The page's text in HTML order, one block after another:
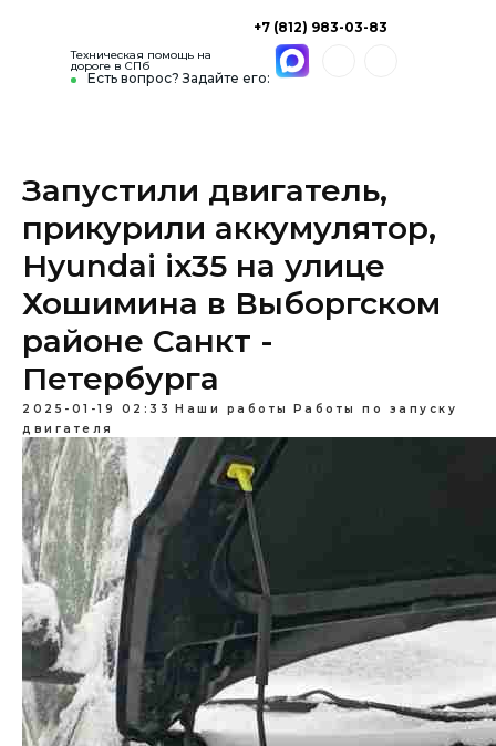
Есть вопрос? Задайте его:
+7 (812) 983-03-83
Техническая помощь на
дороге в СПб
Запустили двигатель,
прикурили аккумулятор,
Hyundai ix35 на улице
Хошимина в Выборгском
районе Санкт -
Петербурга
2025-01-19 02:33 Наши работы
Работы по запуску
двигателя